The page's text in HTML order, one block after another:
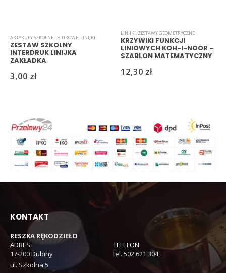
ARTYKUŁY SZKOLNE I BIUROWE, LINIJKI
ZESTAW SZKOLNY
INTERDRUK LINIJKA
ZAKŁADKA
3,00 zł
LINIJKI, ZESTAWY GEOMETRYCZNE
KRZYWIKI FUNKCJI
LINIOWYCH KOH-I-NOOR –
SZABLON MATEMATYCZNY
12,30 zł
KONTAKT
RESZKA RĘKODZIEŁO
ADRES:
17-200 Dubiny
ul. Szkolna 5
TELEFON:
tel. 502 621 304